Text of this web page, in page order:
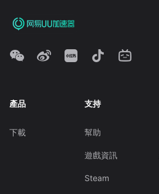
產品
下載
支持
幫助
遊戲資訊
Steam